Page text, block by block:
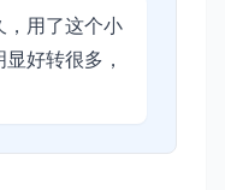
，用了这个小
好转很多，